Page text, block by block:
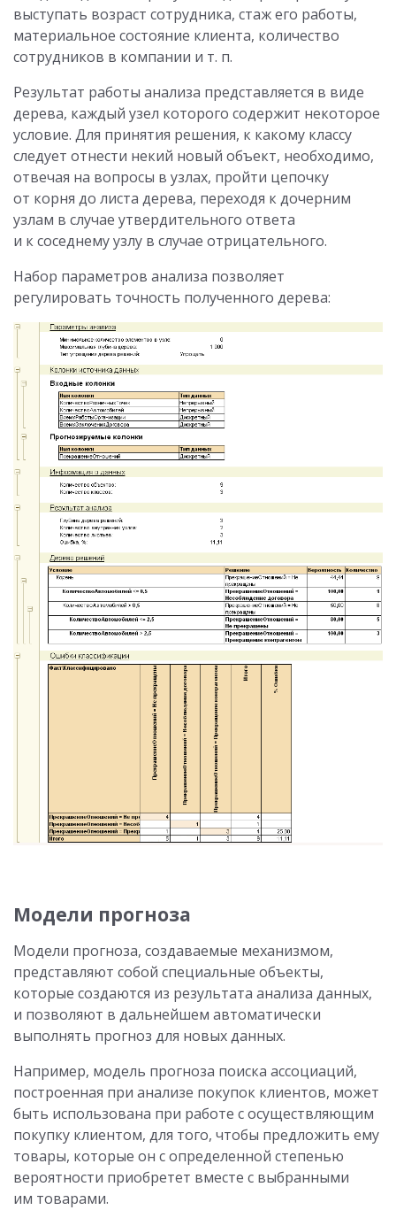
выступать возраст сотрудника, стаж его работы,
материальное состояние клиента, количество
сотрудников в компании и т. п.
Результат работы анализа представляется в виде
дерева, каждый узел которого содержит некоторое
условие. Для принятия решения, к какому классу
следует отнести некий новый объект, необходимо,
отвечая на вопросы в узлах, пройти цепочку
от корня до листа дерева, переходя к дочерним
узлам в случае утвердительного ответа
и к соседнему узлу в случае отрицательного.
Набор параметров анализа позволяет
регулировать точность полученного дерева:
Модели прогноза
Модели прогноза, создаваемые механизмом,
представляют собой специальные объекты,
которые создаются из результата анализа данных,
и позволяют в дальнейшем автоматически
выполнять прогноз для новых данных.
Например, модель прогноза поиска ассоциаций,
построенная при анализе покупок клиентов, может
быть использована при работе с осуществляющим
покупку клиентом, для того, чтобы предложить ему
товары, которые он с определенной степенью
вероятности приобретет вместе с выбранными
им товарами.